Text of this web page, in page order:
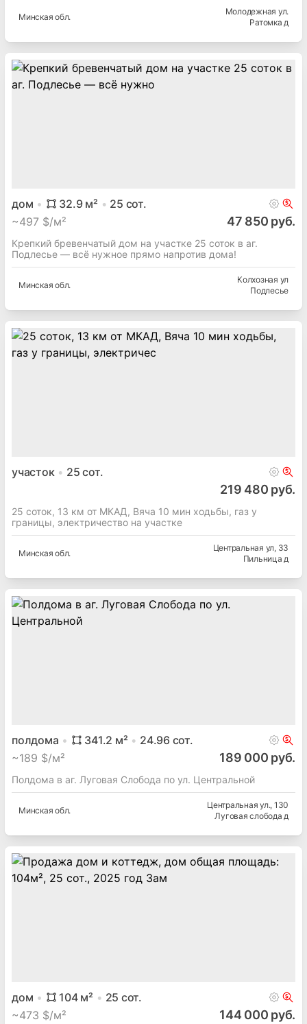
Минская обл.
Молодежная ул.
Ратомка д
дом 32.9м² 25 сот.
~497 $/м² 47 850 руб.
Крепкий бревенчатый дом на участке 25 соток в аг.
Подлесье — всё нужное прямо напротив дома!
Минская обл.
Колхозная ул
Подлесье
участок 25 сот.
219 480 руб.
25 соток, 13 км от МКАД, Вяча 10 мин ходьбы, газ у
границы, электричество на участке
Минская обл.
Центральная ул, 33
Пильница д
полдома 341.2 м² 24.96сот.
~189 $/м² 189 000 руб.
Полдома в аг. Луговая Слобода по ул. Центральной
Минская обл.
Центральная ул., 130
Луговая слобода д
дом 104м² 25 сот.
~473 $/м² 144 000 руб.